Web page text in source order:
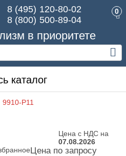
в приоритете
8 (495) 120-80-02
8 (800) 500-89-04
0
каталог
9910-P11
Цена с НДС на
07.08.2026
Цена по запросу